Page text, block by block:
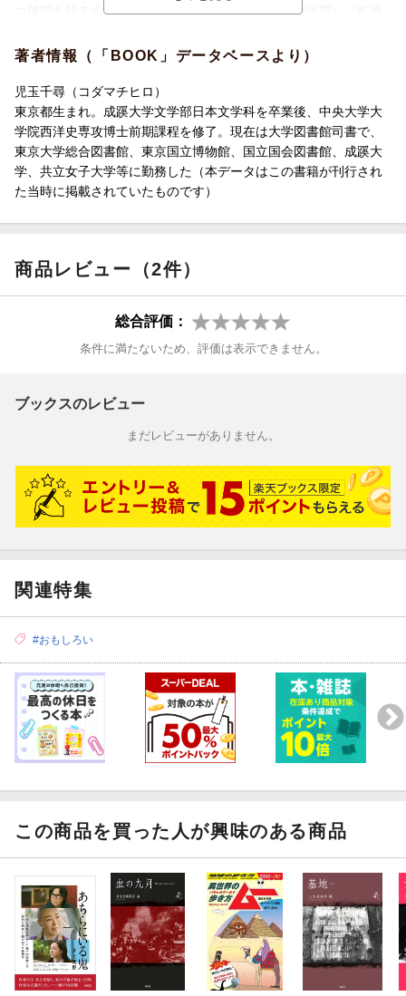
西条八十「大震災の一夜」
加藤一夫「皮肉な報酬」
つ橋間を脱走す（菊池寛）／震災余譚（一幕）（菊池寛）／転換
（沢田正二郎）／エプロンの侭で（西条八十）／大震災の一夜
著者情報（「BOOK」データベースより）
児玉千尋（コダマチヒロ）
東京都生まれ。成蹊大学文学部日本文学科を卒業後、中央大学大
学院西洋史専攻博士前期課程を修了。現在は大学図書館司書で、
東京大学総合図書館、東京国立博物館、国立国会図書館、成蹊大
学、共立女子大学等に勤務した（本データはこの書籍が刊行され
た当時に掲載されていたものです）
商品レビュー（2件）
総合評価：
条件に満たないため、評価は表示できません。
ブックスのレビュー
まだレビューがありません。
関連特集
#おもしろい
この商品を買った人が興味のある商品